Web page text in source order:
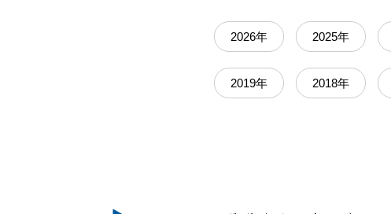
2026年 2025年
2019年 2018年